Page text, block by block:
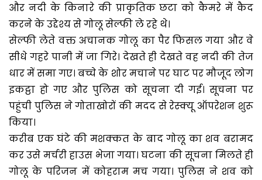
और नदी के किनारे की प्राकृतिक छटा को कैमरे में कैद
करने के उद्देश्य से गोलू सेल्फी ले रहे थे।
सेल्फी लेते वक्त अचानक गोलू का पैर फिसल गया और वे
सीधे गहरे पानी में जा गिरे। देखते ही देखते वह नदी की तेज
धार में समा गए। बच्चे के शोर मचाने पर घाट पर मौजूद लोग
इकट्ठा हो गए और पुलिस को सूचना दी गई। सूचना पर
पहुंची पुलिस ने गोताखोरों की मदद से रेस्क्यू ऑपरेशन शुरू
किया।
करीब एक घंटे की मशक्कत के बाद गोलू का शव बरामद
कर उसे मर्चरी हाउस भेजा गया। घटना की सूचना मिलते ही
गोलू के परिजन में कोहराम मच गया। पुलिस ने शव को